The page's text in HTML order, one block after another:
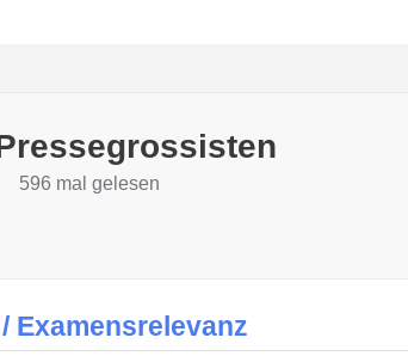
596 mal gelesen
Examensrelevanz